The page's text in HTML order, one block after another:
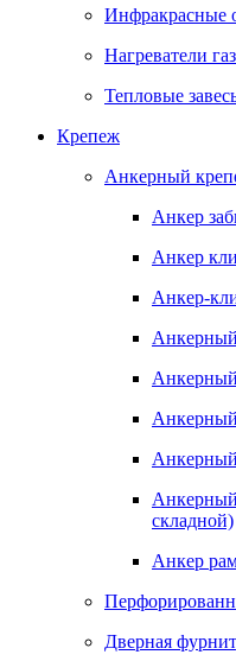
Инфракрасные
Нагреватели
Тепловые
Крепеж
Анкерный
Анкер
Анкер
Анкер-
Анкерный
Анкерный
складной)
Анкер
Дверная